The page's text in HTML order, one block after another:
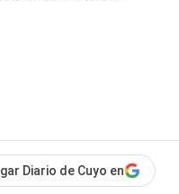
Diario de Cuyo en